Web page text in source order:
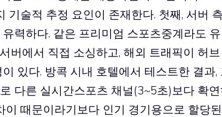
기술적 추정 요인이 존재한다. 첫째, 서버
력하다. 같은 프리미엄 스포츠중계라도
버에서 직접 소싱하고, 해외 트래픽이 허
있다. 방콕 시내 호텔에서 테스트한 결과
다른 실시간스포츠 채널(3~5초)보다 확
이 때문이라기보다 인기 경기용으로 할당